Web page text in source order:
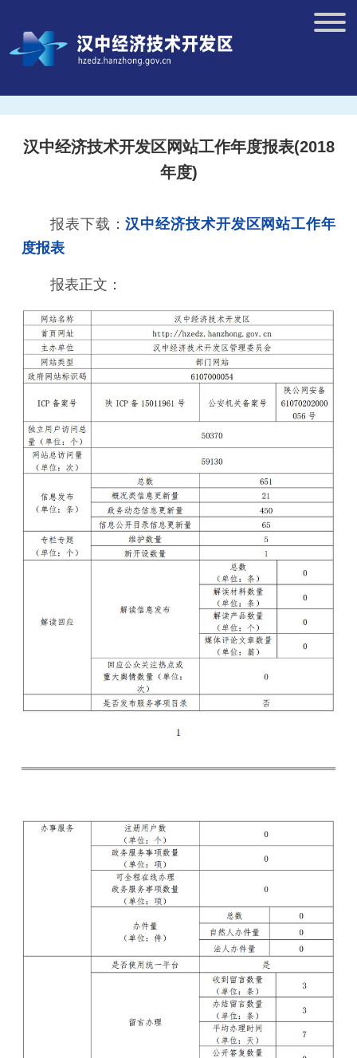
汉中经济技术开发区网站工作年度报表(2018
年度)
报表下载：汉中经济技术开发区网站工作年
度报表
报表正文：